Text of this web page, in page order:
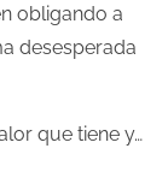
obligando a
desesperada
que tiene y…